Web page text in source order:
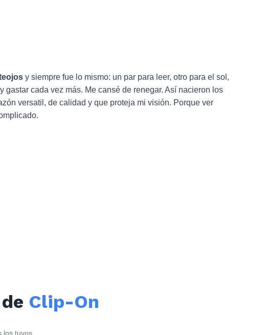
y siempre fue lo mismo: un par para leer, otro para el sol,
gastar cada vez más. Me cansé de renegar. Así nacieron los
versatil, de calidad y que proteja mi visión. Porque ver
Clip-On
tuyos.